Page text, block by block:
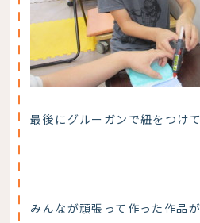
最後にグルーガンで紐をつけ
みんなが頑張って作った作品